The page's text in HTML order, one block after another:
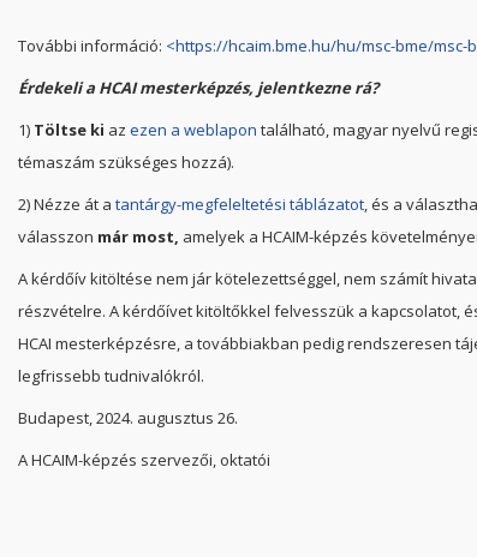
További információ: <https://hcaim.bme.hu/hu/msc-bme/msc-
Érdekeli a HCAI mesterképzés, jelentkezne rá?
1) Töltse ki az ezen a weblapon található, magyar nyelvű
témaszám szükséges hoz­zá).
2) Nézze át a tantárgy-megfeleltetési táblázatot, és a
válasszon már most, amelyek a HCAIM-képzés
A kérdőív kitöltése nem jár kötelezettséggel, nem számít
részvételre. A kérdőívet kitöltőkkel felvesszük a kapcsolatot,
HCAI mesterképzésre, a továbbiakban pedig rendszeresen
legfrissebb tudnivalókról.
Budapest, 2024. augusztus 26.
A HCAIM-képzés szervezői, oktatói